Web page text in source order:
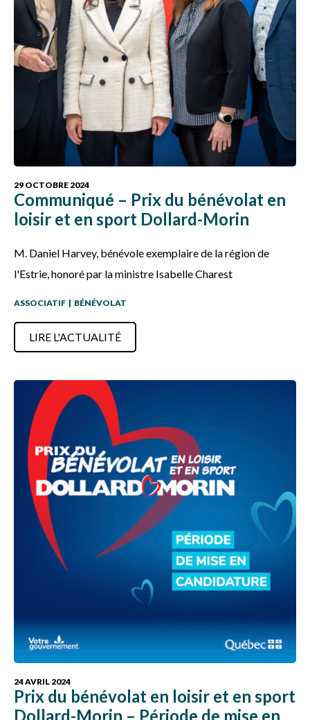
29 OCTOBRE 2024
Communiqué – Prix du bénévolat en
loisir et en sport Dollard-Morin
M. Daniel Harvey, bénévole exemplaire de la région de
l'Estrie, honoré par la ministre Isabelle Charest
ASSOCIATIF | BÉNÉVOLAT
LIRE L'ACTUALITÉ
24 AVRIL 2024
Prix du bénévolat en loisir et en sport
Dollard-Morin – Période de mise en